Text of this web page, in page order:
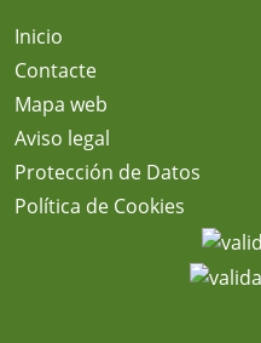
Inicio
Contacte
Mapa web
Aviso legal
Protección de Datos
Política de Cookies